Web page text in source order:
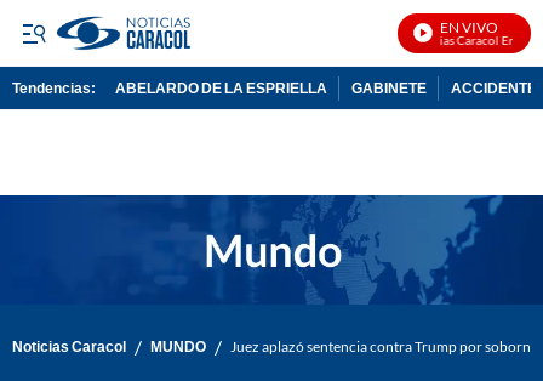
EN VIVO
Noticias Caracol En Vivo
Tendencias: ABELARDO DE LA ESPRIELLA GABINETE ACCIDENTE
Noticias Caracol / MUNDO / Juez aplazó sentencia contra Trump por